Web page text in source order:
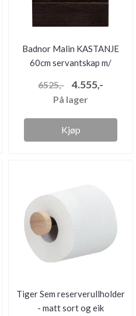
Badnor Malin KASTANJE
60cm servantskap m/
6525,- 4.555,-
På lager
Kjøp
Tiger Sem reserverullholder
- matt sort og eik